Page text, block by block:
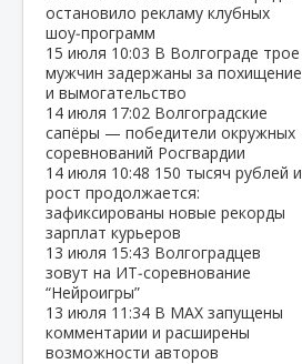
остановило рекламу клубных
шоу‑программ
15 июля 10:03 В Волгограде трое
мужчин задержаны за похищение
и вымогательство
14 июля 17:02 Волгоградские
сапёры — победители окружных
соревнований Росгвардии
14 июля 10:48 150 тысяч рублей и
рост продолжается:
зафиксированы новые рекорды
зарплат курьеров
13 июля 15:43 Волгоградцев
зовут на ИТ‑соревнование
“Нейроигры”
13 июля 11:34 В МАХ запущены
комментарии и расширены
возможности авторов